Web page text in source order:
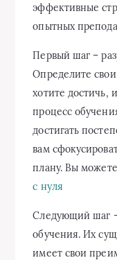
эффективные
опытных
Первый шаг –
Определите
хотите достичь,
процесс
достигать
вам
плану. Вы
с нуля
Следующий шаг
обучения. Их
имеет свои